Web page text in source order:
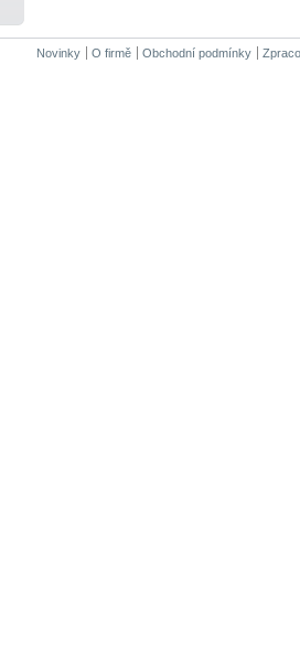
Novinky O firmě Obchodní podmínky